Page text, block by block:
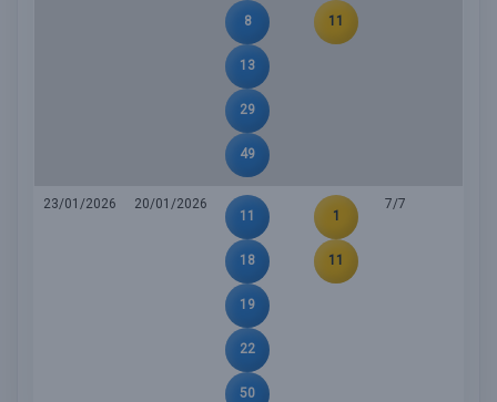
8
13
29
49
11
23/01/2026
20/01/2026
11
18
19
22
50
1
11
7/7